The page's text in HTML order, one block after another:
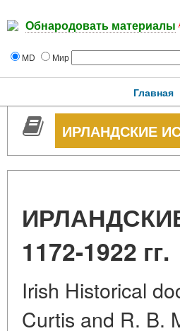
Обнародовать материалы
MD Мир
Главная
ИРЛАНДСКИЕ
1172-1922 гг.
Irish Historical
Curtis and R. B.